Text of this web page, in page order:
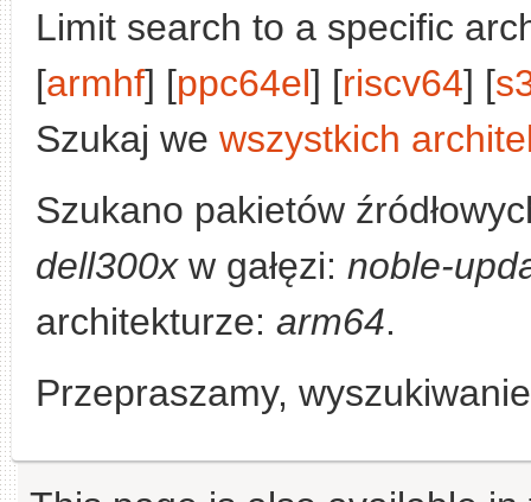
Limit search to a specific
[armhf] [ppc64el] [riscv64] [
Szukaj we wszystkich
Szukano pakietów
dell300xw gałęzi: noble-
architekturze: arm64.
Przepraszamy,